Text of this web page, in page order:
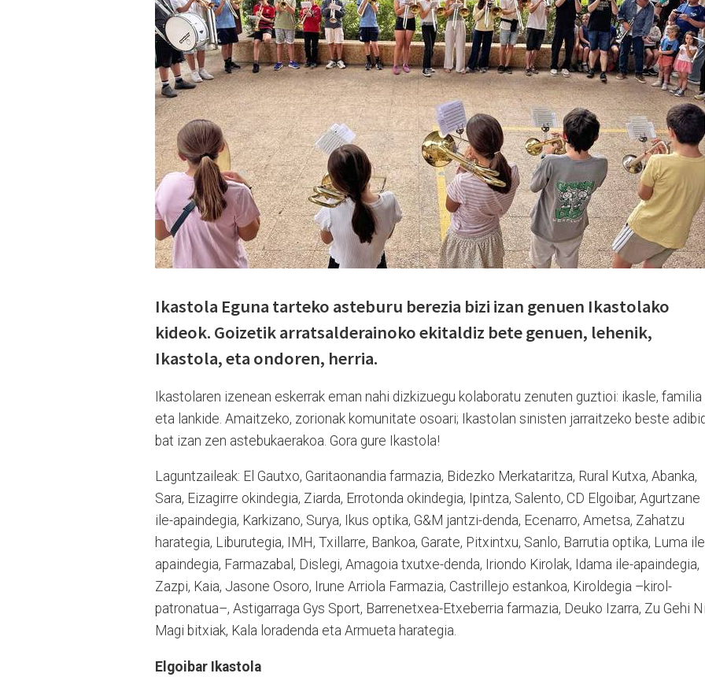
Ikastola Eguna tarteko asteburu berezia bizi izan genuen Ikastolako
kideok. Goizetik arratsalderainoko ekitaldiz bete genuen, lehenik,
Ikastola, eta ondoren, herria.
Ikastolaren izenean eskerrak eman nahi dizkizuegu kolaboratu zenuten guztioi: ikasle, familia
eta lankide. Amaitzeko, zorionak komunitate osoari; Ikastolan sinisten jarraitzeko beste
bat izan zen astebukaerakoa. Gora gure Ikastola!
Laguntzaileak: El Gautxo, Garitaonandia farmazia, Bidezko Merkataritza, Rural Kutxa, Abanka,
Sara, Eizagirre okindegia, Ziarda, Errotonda okindegia, Ipintza, Salento, CD Elgoibar, Agurtzane
ile-apaindegia, Karkizano, Surya, Ikus optika, G&M jantzi-denda, Ecenarro, Ametsa, Zahatzu
harategia, Liburutegia, IMH, Txillarre, Bankoa, Garate, Pitxintxu, Sanlo, Barrutia optika, Luma
apaindegia, Farmazabal, Dislegi, Amagoia txutxe-denda, Iriondo Kirolak, Idama ile-apaindegia,
Zazpi, Kaia, Jasone Osoro, Irune Arriola Farmazia, Castrillejo estankoa, Kiroldegia –kirol-
patronatua–, Astigarraga Gys Sport, Barrenetxea-Etxeberria farmazia, Deuko Izarra, Zu Gehi
Magi bitxiak, Kala loradenda eta Armueta harategia.
Elgoibar Ikastola